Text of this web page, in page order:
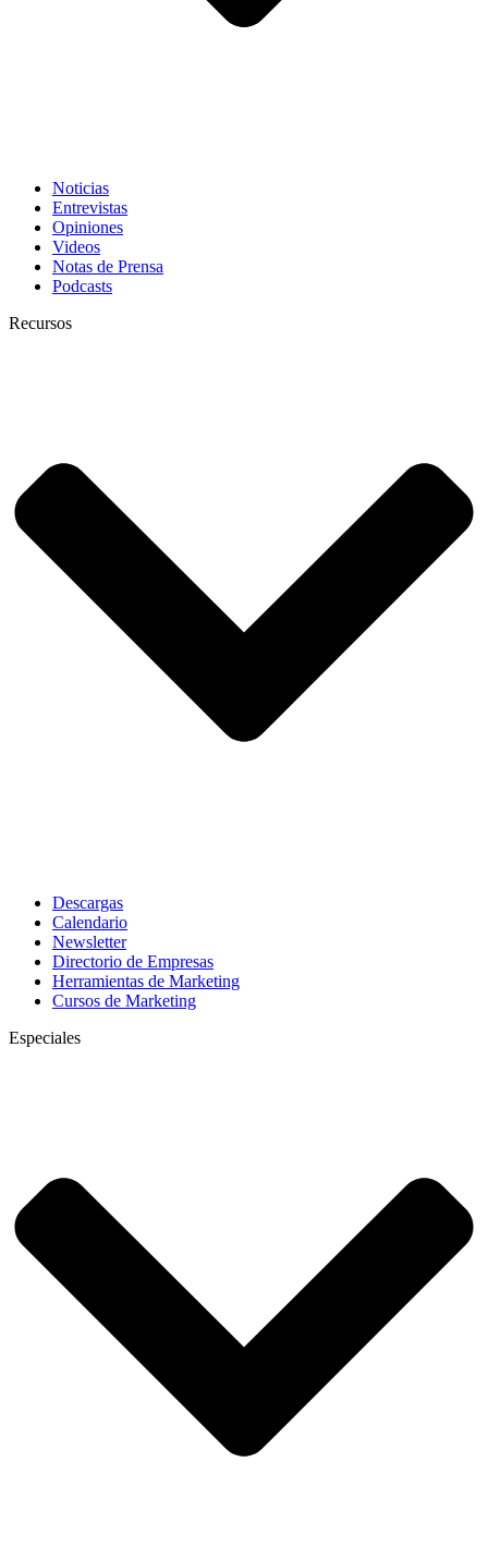
Noticias
Entrevistas
Opiniones
Videos
Notas de Prensa
Podcasts
Recursos
Descargas
Calendario
Newsletter
Directorio de Empresas
Herramientas de Marketing
Cursos de Marketing
Especiales